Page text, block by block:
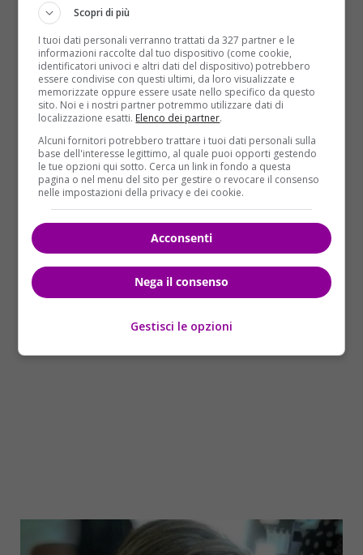
le mancava niente, era felice sia economicamente,
che con i familiari e gli amici. Scherzava e rideva dalla
mattina alla sera”.
Gli inquirenti continuano a seguire la pista del
suicidio, indagando sulla vita privata dell’agente
penitenziario. Per questa ragione amici e parenti
della ragazza sono stati sottoposti a numerosi
interrogatori, dai quali sarebbe emerso, stando a
quanto rivelato dal settimanaleGiallo, che la giovane
stava attraversando un periodo delicato e difficile.
Chi indaganon esclude comunque la possibilità
che si tratti di induzione al suicidio
momento non ci sono sospettati.
Scopri di più
I tuoi dati personali verranno trattati da 327 partner e le
informazioni raccolte dal tuo dispositivo (come cookie,
identificatori univoci e altri dati del dispositivo) potrebbero
essere condivise con questi ultimi, da loro visualizzate e
memorizzate oppure essere usate nello specifico da questo
sito. Noi e i nostri partner potremmo utilizzare dati di
localizzazione esatti. Elenco dei partner.
Alcuni fornitori potrebbero trattare i tuoi dati personali sulla
base dell'interesse legittimo, al quale puoi opporti gestendo
le tue opzioni qui sotto. Cerca un link in fondo a questa
pagina o nel menu del sito per gestire o revocare il consenso
nelle impostazioni della privacy e dei cookie.
Acconsenti
Nega il consenso
Gestisci le opzioni